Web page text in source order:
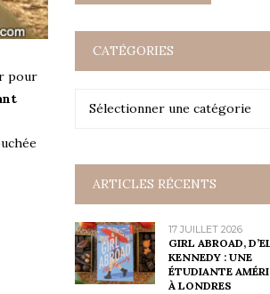
pour
CATÉGORIES
Sélectionner une catégorie
Catégories
ARTICLES RÉCENTS
17 JUILLET 2026
GIRL ABROAD,
KENNEDY : UNE
ÉTUDIANTE
À LONDRES